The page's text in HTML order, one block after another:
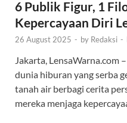
6 Publik Figur, 1
Kepercayaan Diri
26 August 2025 - by Redaksi -
Jakarta, LensaWarna.com
dunia hiburan yang serba
tanah air berbagi cerita
mereka menjaga